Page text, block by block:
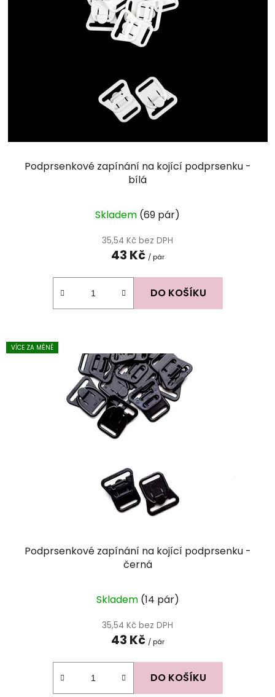
Podprsenkové zapínání na kojící podprsenku -
bílá
Skladem (69 pár)
35,54 Kč bez DPH
43 Kč / pár
DO KOŠÍKU
VÍCE ZA MÉNĚ
Podprsenkové zapínání na kojící podprsenku -
černá
hodnocení
produktu
je
Skladem (14 pár)
35,54 Kč bez DPH
43 Kč / pár
DO KOŠÍKU